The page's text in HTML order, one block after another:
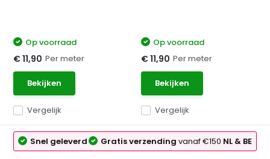
Vergelijk
Op voorraad
€ 11,90 Per meter
Bekijken
Vergelijk
Op voorraad
€ 11,90 Per meter
Bekijken
Snel geleverd Gratis verzendingvanaf €150 NL & BE